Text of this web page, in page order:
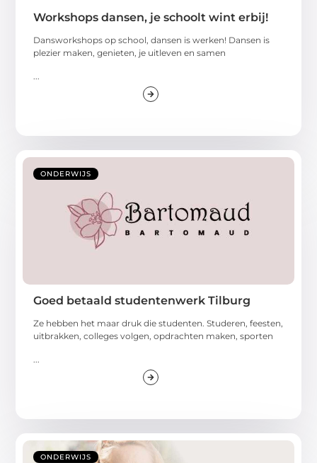
Workshops dansen, je schoolt wint erbij!
Dansworkshops op school, dansen is werken! Dansen is
plezier maken, genieten, je uitleven en samen
ONDERWIJS
Goed betaald studentenwerk Tilburg
Ze hebben het maar druk die studenten. Studeren, feesten,
uitbrakken, colleges volgen, opdrachten maken, sporten
ONDERWIJS